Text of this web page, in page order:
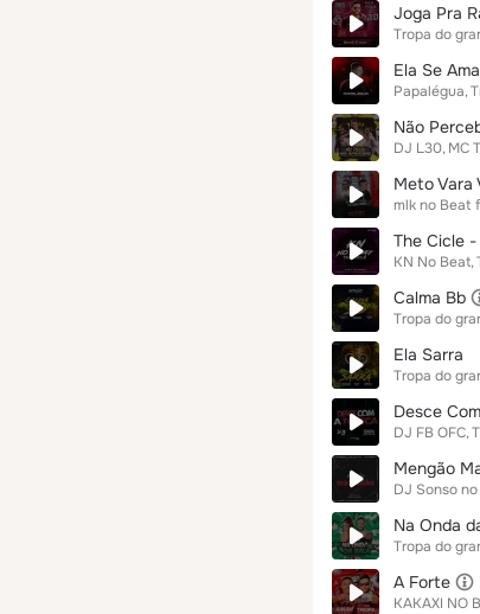
Joga Pra
Tropa do
Ela Se
Papalégua
Não
DJ L30 MC
Meto Vara
mlk no Beat
The Cicle -
KN No Beat
Calma Bb
Tropa do
Ela Sarra
Tropa do
Desce
DJ FB OFC
Mengão
DJ Sonso
Na Onda
Tropa do
A Forte
KAKAXI NO